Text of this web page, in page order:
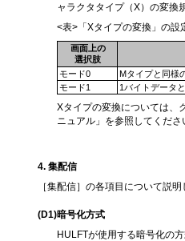
ャラクタタイプ（X）の変換
<表>「Xタイプの変換」の設
画面上の
選択肢
モード0
Mタイプと同様
モード1
1バイトデータ
Xタイプの変換については、
ニュアル」を参照してくださ
4. 集配信
［集配信］の各項目について説明
(D1)暗号化方式
HULFTが使用する暗号化の